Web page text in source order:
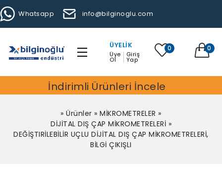
Whatsapp info@bilginoglu.com
ÜYELIK
Üye
Ol
Giriş
Yap
0 0
İndirimli Ürünleri İncele
»Ürünler »MİKROMETRELER »
DİJİTAL DIŞ ÇAP MİKROMETRELERİ »
DEĞİŞTIRİLEBİLİR UÇLU DİJİTAL DIŞ ÇAP MİKROMETRELERİ,
BİLGİ ÇIKIŞLI